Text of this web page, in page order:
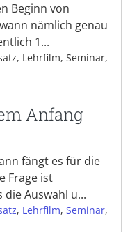
Beginn von
nämlich genau
1...
Lehrfilm, Seminar,
Anfang
fängt es für die
Frage ist
Auswahl u...
, Lehrfilm, Seminar,